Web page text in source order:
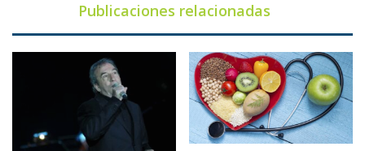
Publicaciones relacionadas